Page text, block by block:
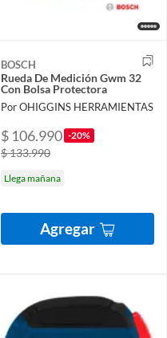
BOSCH
Rueda De Medición Gwm 32
Con Bolsa Protectora
Por OHIGGINS HERRAMIENTAS
$ 106.990 -20%
$ 133.990
Llega mañana
Agregar